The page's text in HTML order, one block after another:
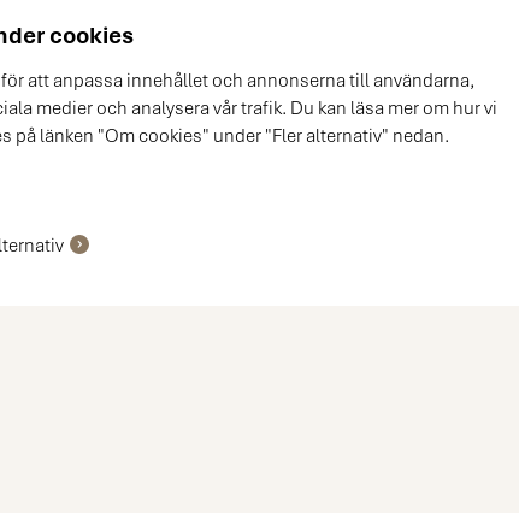
cookies
att anpassa innehållet och annonserna till användarna,
medier och analysera vår trafik. Du kan läsa mer om hur vi
på länken "Om cookies" under "Fler alternativ" nedan.